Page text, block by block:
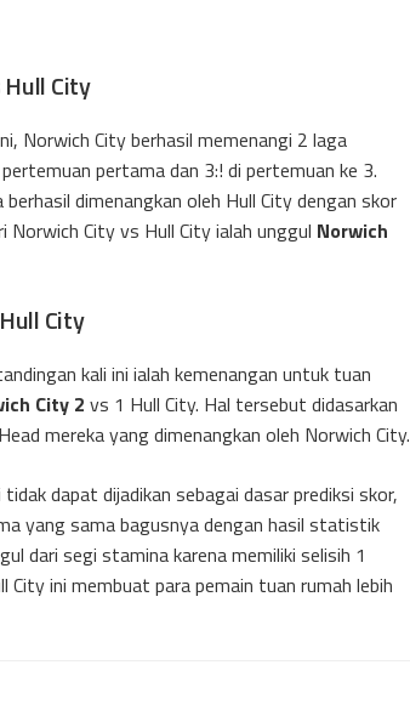
City
Norwich City berhasil memenangi 2 laga
pertama dan 3:! di pertemuan ke 3.
dimenangkan oleh Hull City dengan skor
City vs Hull City ialah unggul Norwich
City
kali ini ialah kemenangan untuk tuan
City 2 vs 1 Hull City. Hal tersebut didasarkan
mereka yang dimenangkan oleh Norwich City.
dapat dijadikan sebagai dasar prediksi skor,
yang sama bagusnya dengan hasil statistik
dari segi stamina karena memiliki selisih 1
City ini membuat para pemain tuan rumah lebih